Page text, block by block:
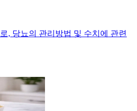
, 당뇨의 관리방법 및 수치에 관련